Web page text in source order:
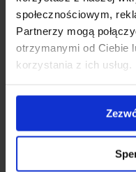
społecznościowym,
Partnerzy mogą
otrzymanymi od Ciebie
korzystania z ich usług.
Proteína vegetal